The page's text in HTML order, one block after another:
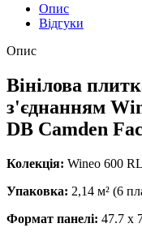
Опис
Відгуки
Опис
Вінілова
з'єднанням
DB Camden
Колекція: Wineo 600
Упаковка: 2,14 м² (6
Формат панелі: 47.7 x